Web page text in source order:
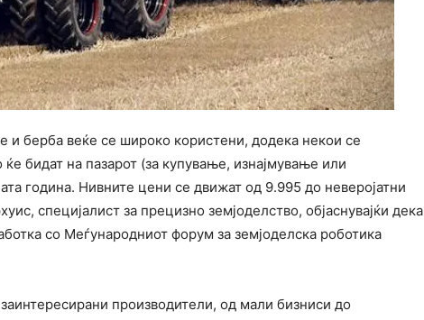
и берба веќе се широко користени, додека некои се
ќе бидат на пазарот (за купување, изнајмување или
година. Нивните цени се движат од 9.995 до неверојатни
специјалист за прецизно земјоделство, објаснувајќи дека
со Меѓународниот форум за земјоделска роботика
производители, од мали бизниси до